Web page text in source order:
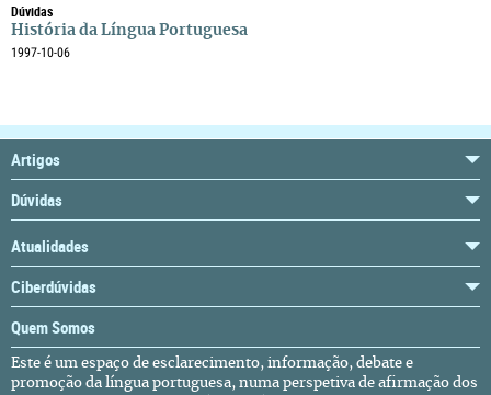
Dúvidas
História da Língua Portuguesa
1997-10-06
Artigos
Dúvidas
Atualidades
Ciberdúvidas
Quem Somos
Este é um espaço de esclarecimento, informação, debate e
promoção da língua portuguesa, numa perspetiva de afirmação dos